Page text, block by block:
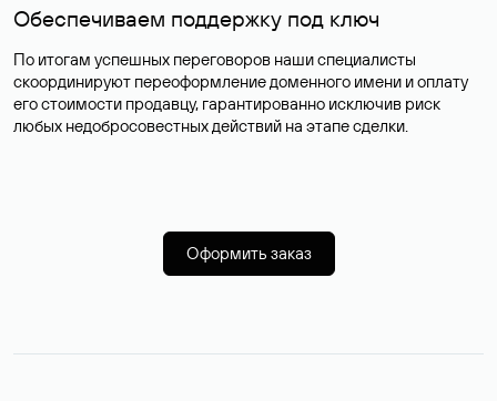
Обеспечиваем поддержку под ключ
По итогам успешных переговоров наши специалисты
скоординируют переоформление доменного имени и оплату
его стоимости продавцу, гарантированно исключив риск
любых недобросовестных действий на этапе сделки.
Оформить заказ